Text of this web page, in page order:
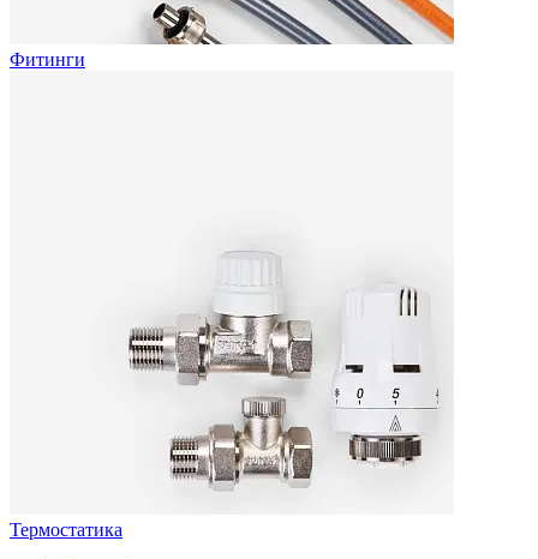
Фитинги
Термостатика